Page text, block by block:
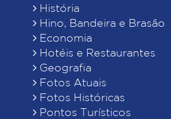
História
Hino, Bandeira e Brasão
Economia
Hotéis e Restaurantes
Geografia
Fotos Atuais
Fotos Históricas
Pontos Turísticos